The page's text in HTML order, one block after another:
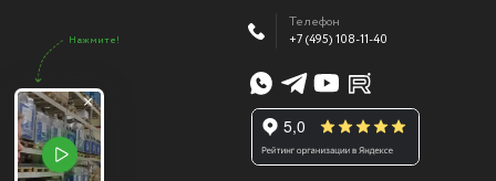
Телефон
+7 (495) 108-11-40
Нажмите!